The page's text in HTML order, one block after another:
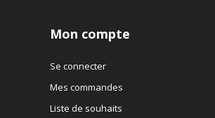
Mon compte
Se connecter
Mes commandes
Liste de souhaits